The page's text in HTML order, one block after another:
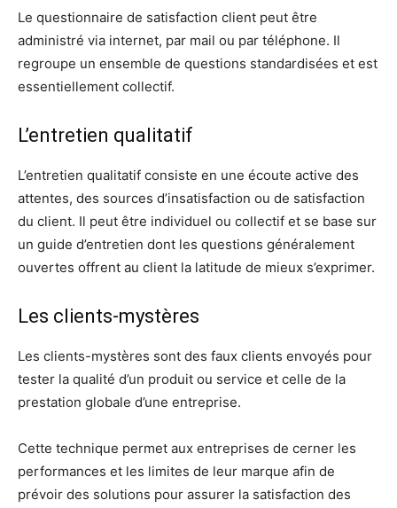
Le questionnaire de satisfaction client peut être
administré via internet, par mail ou par téléphone. Il
regroupe un ensemble de questions standardisées et est
essentiellement collectif.
L’entretien qualitatif
L’entretien qualitatif consiste en une écoute active des
attentes, des sources d’insatisfaction ou de satisfaction
du client. Il peut être individuel ou collectif et se base sur
un guide d’entretien dont les questions généralement
ouvertes offrent au client la latitude de mieux s’exprimer.
Les clients-mystères
Les clients-mystères sont des faux clients envoyés pour
tester la qualité d’un produit ou service et celle de la
prestation globale d’une entreprise.
Cette technique permet aux entreprises de cerner les
performances et les limites de leur marque afin de
prévoir des solutions pour assurer la satisfaction des